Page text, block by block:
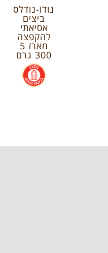
נודו-נודלס
ביצים
אסיאתי
להקפצה
מארז 5
300 גרם
.